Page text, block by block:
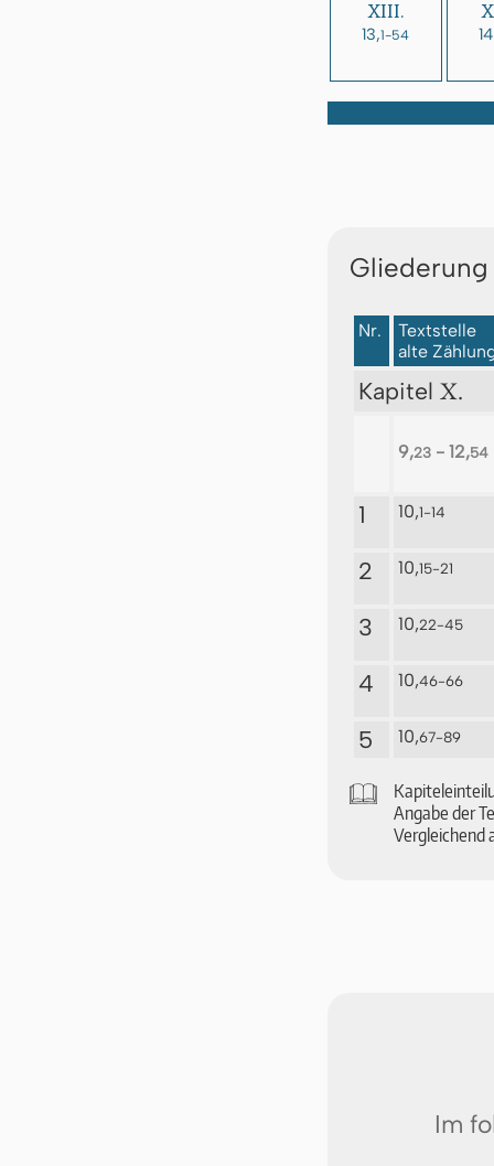
XIII.
13,1-54
Nr.
Textstelle
alte
Kapitel X.
9,23- 12,54
1 10,1-14
2 10,15-21
3 10,22-45
4 10,46-66
5 10,67-89
🕮
An­ga­be der
Vergleichend
Im